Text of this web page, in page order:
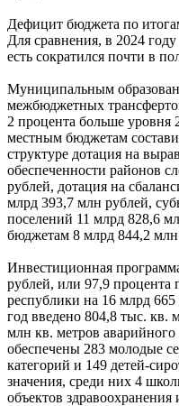
Дефицит бюджета по
Для сравнения, в 2024
есть сократился почти в
Муниципальным
межбюджетных
2 процента больше
местным бюджетам
структуре дотация на
обеспеченности районов
рублей, дотация на
млрд 393,7 млн рублей,
поселений 11 млрд 828,6
бюджетам 8 млрд 844,2 млн
Инвестиционная
рублей, или 97,9
республики на 16 млрд
год введено 804,8 тыс. кв.
млн кв. метров
обеспечены 283 молодые
категорий и 149 детей-
значения, среди них 4
объектов